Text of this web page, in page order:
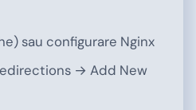
sau configurare Nginx
→ Add New